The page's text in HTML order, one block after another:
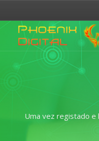
Uma vez registado e